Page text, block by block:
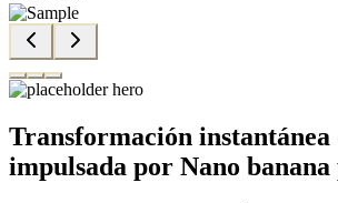
Transformación instantánea
impulsada por Nano banana